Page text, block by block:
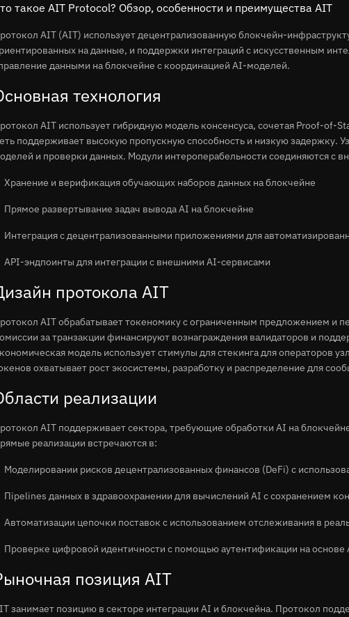
такое AIT Protocol? Обзор, особенности и преимущества AIT
AIT (AIT) использует децентрализованную блокчейн-
на данные, и поддержки интеграций с искусственным
данными на блокчейне с координацией AI-моделей.
технология
AIT использует гибридную модель консенсуса, сочетая Proof-of-
поддерживает высокую пропускную способность и низкую задержку.
и проверки данных. Модули интероперабельности соединяются с
Хранение и верификация обучающих наборов данных на блокчейне
Прямое развертывание задач вывода AI на блокчейне
Интеграция с децентрализованными приложениями для
API-эндпоинты для интеграции с внешними AI-сервисами
протокола AIT
AIT обрабатывает токеномику с ограниченным предложением и
за транзакции финансируют вознаграждения валидаторов и
модель использует стимулы для стекинга для операторов
охватывает рост экосистемы, разработку и распределение для
реализации
AIT поддерживает сектора, требующие обработки AI на
реализации встречаются в:
Моделировании рисков децентрализованных финансов (DeFi) с
Пipelines данных в здравоохранении для вычислений AI с сохранением
Автоматизации цепочки поставок с использованием отслеживания в
Проверке цифровой идентичности с помощью аутентификации на основе
позиция AIT
занимает позицию в секторе интеграции AI и блокчейна. Протокол